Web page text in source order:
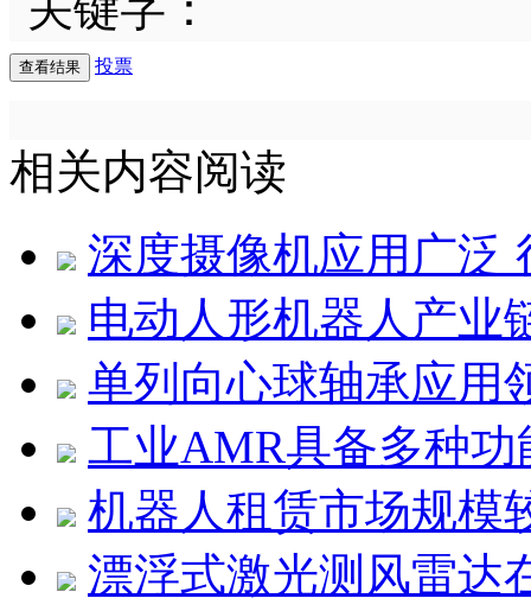
投票
相关内容阅读
深度摄像机应用广泛
电动人形机器人产业
单列向心球轴承应用
工业AMR具备多种
机器人租赁市场规模
漂浮式激光测风雷达